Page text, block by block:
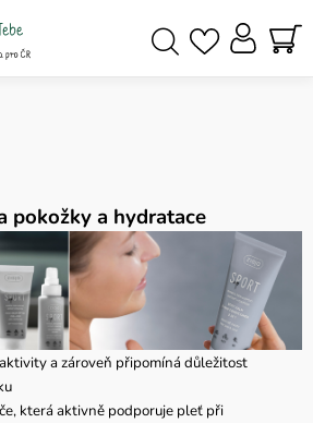
pokožky a hydratace
a zároveň připomíná důležitost
která aktivně podporuje pleť při